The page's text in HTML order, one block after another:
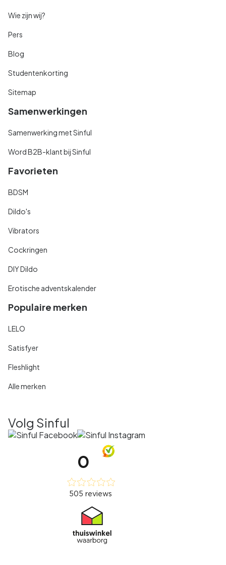
Wie zijn wij?
Pers
Blog
Studentenkorting
Sitemap
Samenwerkingen
Samenwerking met Sinful
Word B2B-klant bij Sinful
Favorieten
BDSM
Dildo's
Vibrators
Cockringen
DIY Dildo
Erotische adventskalender
Populaire merken
LELO
Satisfyer
Fleshlight
Alle merken
Volg Sinful